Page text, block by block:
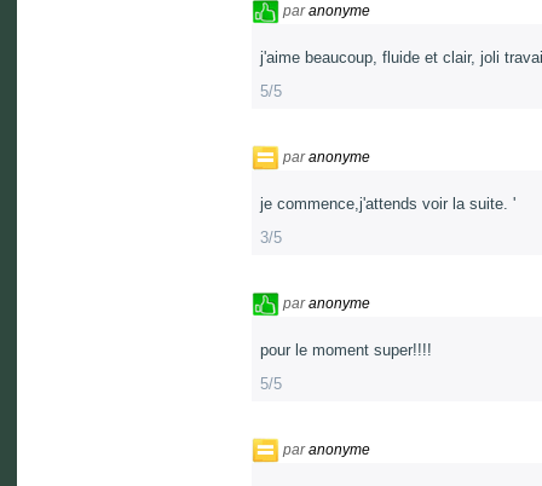
paranonyme
j'aime beaucoup, fluide et clair, joli
5/5
paranonyme
je commence,j'attends voir la suite. '
3/5
paranonyme
pour le moment super!!!!
5/5
paranonyme